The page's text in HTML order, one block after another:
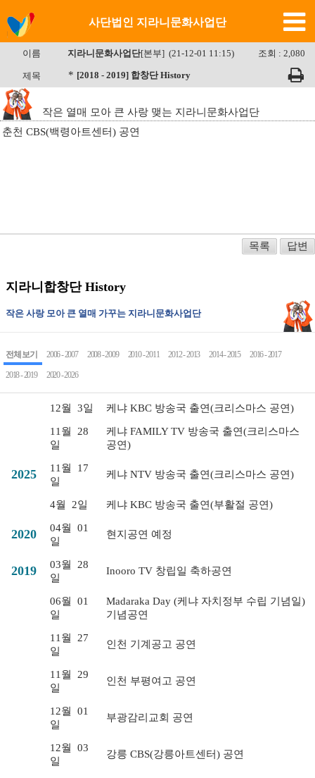
사단법인 지라니문화사업단
이름 지라니문화사업단[본부] (21-12-01 11:15) 조회 : 2,080
제목 * [2018 - 2019] 합창단 History
작은 열매 모아 큰 사랑 맺는 지라니문화사업단
춘천 CBS(백령아트센터) 공연
목록 답변
지라니합창단 History
작은 사랑 모아 큰 열매 가꾸는 지라니문화사업단
전체 보기 2006 - 2007 2008 - 2009 2010 - 2011 2012 - 2013 2014 - 2015 2016 - 2017
2018 - 2019 2020 - 2026
12월 3일 케냐 KBC 방송국 출연(크리스마스 공연)
11월
28
일
케냐 FAMILY TV 방송국 출연(크리스마스
공연)
2025 11월
17
일
케냐 NTV 방송국 출연(크리스마스 공연)
4월 2일 케냐 KBC 방송국 출연(부활절 공연)
2020 04월
01
일
현지공연 예정
2019 03월
28
일
Inooro TV 창립일 축하공연
06월
01
일
Madaraka Day (케냐 자치정부 수립 기념일)
기념공연
11월
27
일
인천 기계공고 공연
11월
29
일
인천 부평여고 공연
12월
01
일
부광감리교회 공연
12월
03
일
강릉 CBS(강릉아트센터) 공연